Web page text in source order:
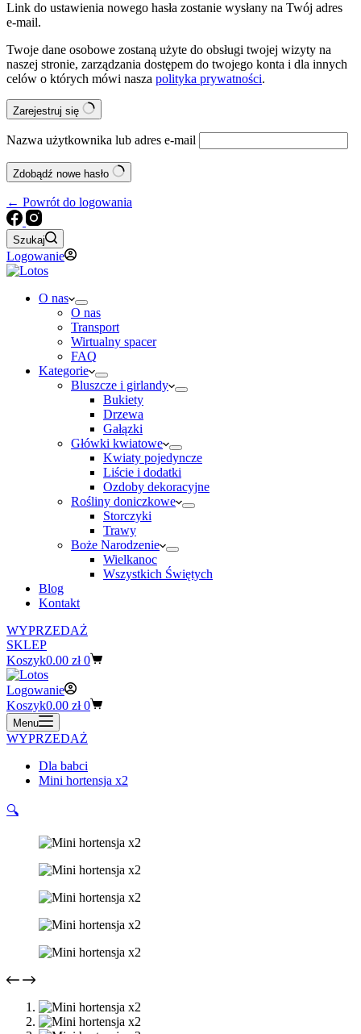
Link do ustawienia nowego hasła zostanie wysłany na Twój adres
e-mail.
Twoje dane osobowe zostaną użyte do obsługi twojej wizyty na
naszej stronie, zarządzania dostępem do twojego konta i dla innych
celów o których mówi nasza polityka prywatności.
Zarejestruj się
Nazwa użytkownika lub adres e-mail
Zdobądź nowe hasło
← Powrót do logowania
Szukaj
Logowanie
O nas
O nas
Transport
Wirtualny spacer
FAQ
Kategorie
Bluszcze i girlandy
Bukiety
Drzewa
Gałązki
Główki kwiatowe
Kwiaty pojedyncze
Liście i dodatki
Ozdoby dekoracyjne
Rośliny doniczkowe
Storczyki
Trawy
Boże Narodzenie
Wielkanoc
Wszystkich Świętych
Blog
Kontakt
WYPRZEDAŻ
SKLEP
Koszyk0.00 zł 0
Logowanie
Koszyk0.00 zł 0
Menu
WYPRZEDAŻ
Dla babci
Mini hortensja x2
🔍